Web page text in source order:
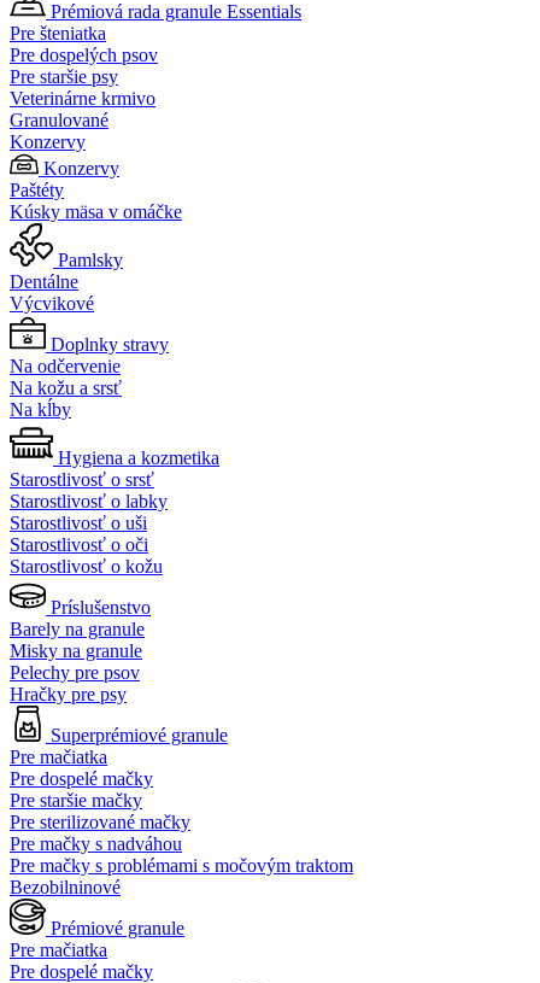
Prémiová rada granule Essentials
Pre šteniatka
Pre dospelých psov
Pre staršie psy
Veterinárne krmivo
Granulované
Konzervy
Konzervy
Paštéty
Kúsky mäsa v omáčke
Pamlsky
Dentálne
Výcvikové
Doplnky stravy
Na odčervenie
Na kožu a srsť
Na kĺby
Hygiena a kozmetika
Starostlivosť o srsť
Starostlivosť o labky
Starostlivosť o uši
Starostlivosť o oči
Starostlivosť o kožu
Príslušenstvo
Barely na granule
Misky na granule
Pelechy pre psov
Hračky pre psy
Superprémiové granule
Pre mačiatka
Pre dospelé mačky
Pre staršie mačky
Pre sterilizované mačky
Pre mačky s nadváhou
Pre mačky s problémami s močovým traktom
Bezobilninové
Prémiové granule
Pre mačiatka
Pre dospelé mačky